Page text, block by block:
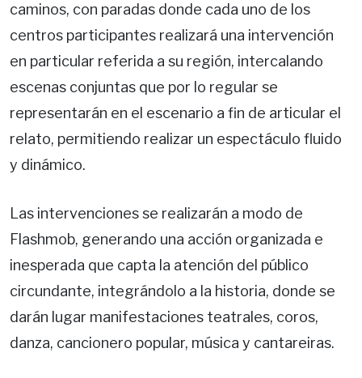
caminos, con paradas donde cada uno de los
centros participantes realizará una intervención
en particular referida a su región, intercalando
escenas conjuntas que por lo regular se
representarán en el escenario a fin de articular el
relato, permitiendo realizar un espectáculo fluido
y dinámico.
Las intervenciones se realizarán a modo de
Flashmob, generando una acción organizada e
inesperada que capta la atención del público
circundante, integrándolo a la historia, donde se
darán lugar manifestaciones teatrales, coros,
danza, cancionero popular, música y cantareiras.